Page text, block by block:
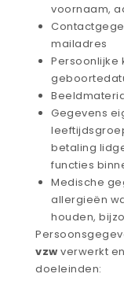
voornaam,
mailadres
Persoonlijke
Gegevens
betaling
functies
Medische
allergieën
houden,
vzw verwerkt
doeleinden: